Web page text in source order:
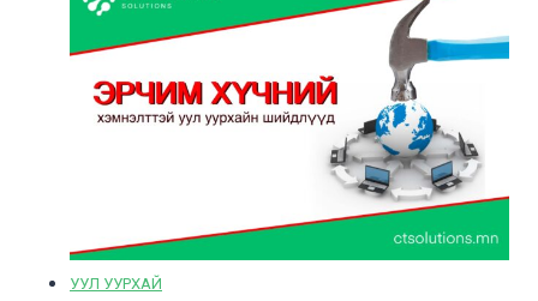
УУЛ УУРХАЙ